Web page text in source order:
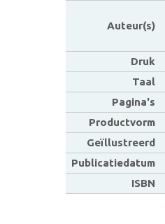
Auteur(s)
Druk
Taal
Pagina's
Productvorm
Geïllustreerd
Publicatiedatum
ISBN